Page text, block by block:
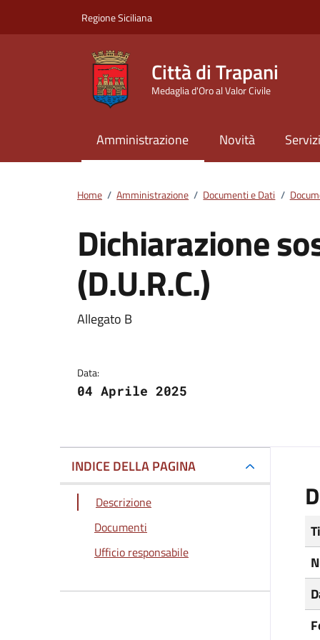
Regione Siciliana
Città di Trapani
Medaglia d'Oro al Valor Civile
Amministrazione Novità Servizi
Home / Amministrazione / Documenti e Dati /
Dichiarazione
(D.U.R.C.)
Dettagli del
Allegato B
Data:
04 Aprile 2025
INDICE DELLA PAGINA
Descrizione
Documenti
Ufficio responsabile